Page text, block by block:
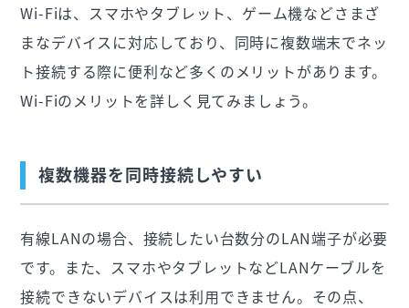
Wi-Fiは、スマホやタブレット、ゲーム機などさまざ
まなデバイスに対応しており、同時に複数端末でネッ
ト接続する際に便利など多くのメリットがあります。
Wi-Fiのメリットを詳しく見てみましょう。
複数機器を同時接続しやすい
有線LANの場合、接続したい台数分のLAN端子が必要
です。また、スマホやタブレットなどLANケーブルを
接続できないデバイスは利用できません。その点、